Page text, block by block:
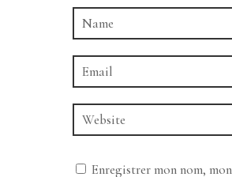
Enregistrer mon nom,